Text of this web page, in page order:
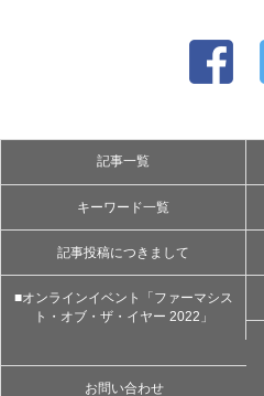
記事一覧
キーワード一覧
記事投稿につきまして
■オンラインイベント「ファーマシス
ト・オブ・ザ・イヤー 2022」
お問い合わせ